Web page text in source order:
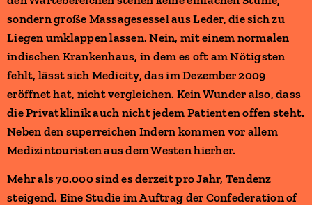
sondern große Massagesessel aus Leder, die sich zu
Liegen umklappen lassen. Nein, mit einem normalen
indischen Krankenhaus, in dem es oft am Nötigsten
fehlt, lässt sich Medicity, das im Dezember 2009
eröffnet hat, nicht vergleichen. Kein Wunder also, dass
die Privatklinik auch nicht jedem Patienten offen steht.
Neben den superreichen Indern kommen vor allem
Medizintouristen aus dem Westen hierher.
Mehr als 70.000 sind es derzeit pro Jahr, Tendenz
steigend. Eine Studie im Auftrag der Confederation of